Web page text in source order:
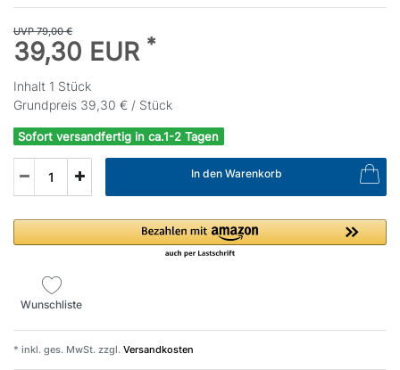
UVP 79,00 €
39,30 EUR *
Inhalt 1 Stück
Grundpreis 39,30 € / Stück
Sofort versandfertig in ca.1-2 Tagen
In den Warenkorb
Wunschliste
* inkl. ges. MwSt. zzgl. Versandkosten